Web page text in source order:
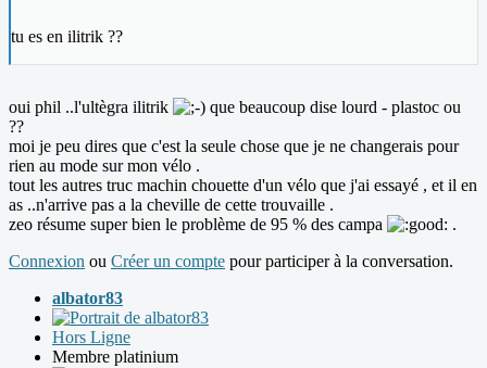
tu es en ilitrik ??
oui phil ..l'ultègra ilitrik
que beaucoup dise lourd - plastoc ou
??
moi je peu dires que c'est la seule chose que je ne changerais pour
rien au mode sur mon vélo .
tout les autres truc machin chouette d'un vélo que j'ai essayé , et il en
as ..n'arrive pas a la cheville de cette trouvaille .
zeo résume super bien le problème de 95 % des campa
.
Connexion ou Créer un compte pour participer à la conversation.
albator83
Hors Ligne
Membre platinium